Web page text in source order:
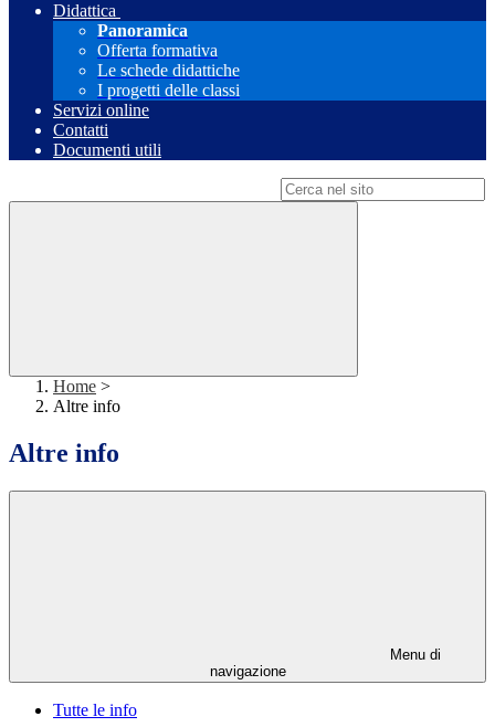
Didattica
Panoramica
Offerta formativa
Le schede didattiche
I progetti delle classi
Servizi online
Contatti
Documenti utili
Home >
Altre info
Altre info
Menu di
navigazione
Tutte le info